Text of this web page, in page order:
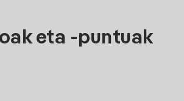
eta -puntuak